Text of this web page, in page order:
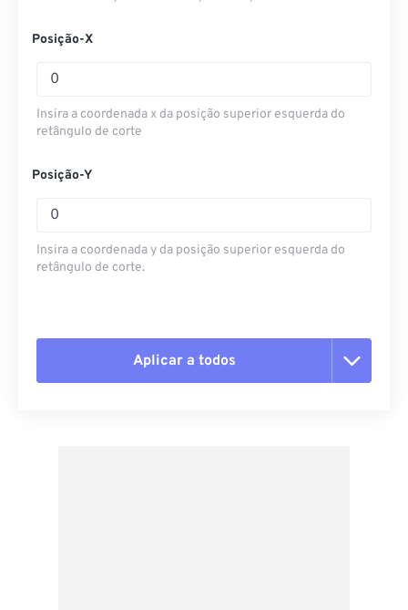
Posição-X
Insira a coordenada x da posição superior esquerda do
retângulo de corte
Posição-Y
Insira a coordenada y da posição superior esquerda do
retângulo de corte.
Aplicar a todos